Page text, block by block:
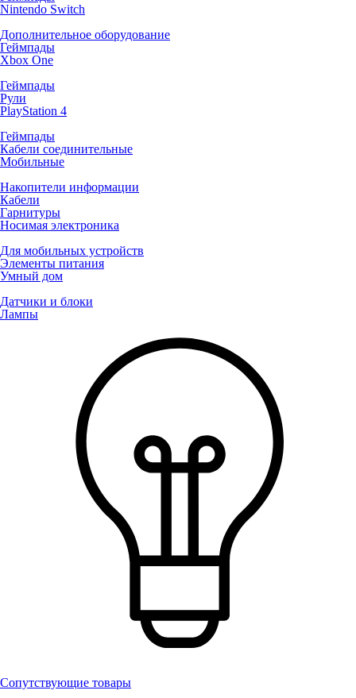
Nintendo Switch
Дополнительное оборудование
Геймпады
Xbox One
Геймпады
Рули
PlayStation 4
Геймпады
Кабели соединительные
Мобильные
Накопители информации
Кабели
Гарнитуры
Носимая электроника
Для мобильных устройств
Элементы питания
Умный дом
Датчики и блоки
Лампы
Сопутствующие товары